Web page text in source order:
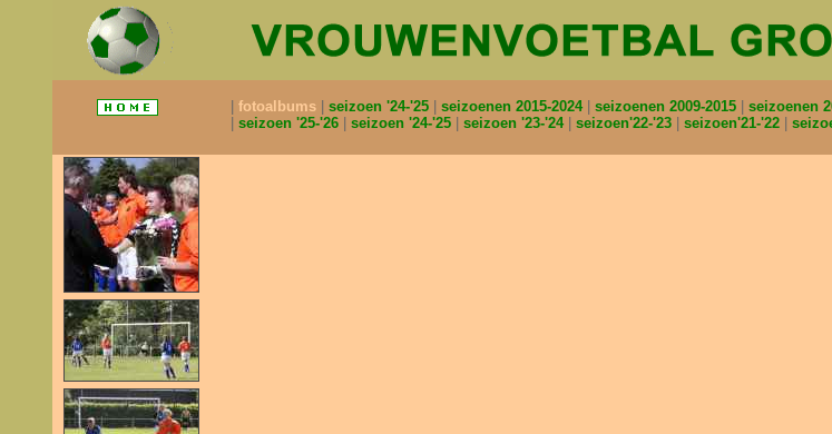
fotoalbums seizoen '24-'25 seizoenen 2015-2024 seizoenen 2009-2015 seizoenen
seizoen '25-'26
seizoen '24-'25 seizoen '23-'24 seizoen'22-'23 seizoen'21-'22